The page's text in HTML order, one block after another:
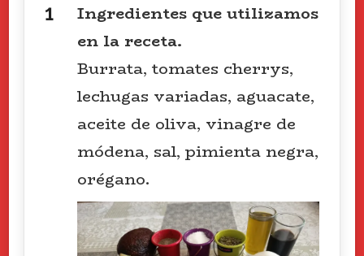
Ingredientes que utilizamos
en la receta.
Burrata, tomates cherrys,
lechugas variadas, aguacate,
aceite de oliva, vinagre de
módena, sal, pimienta negra,
orégano.